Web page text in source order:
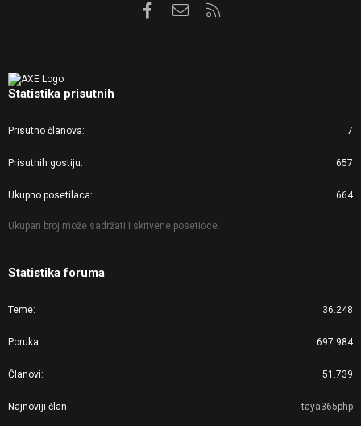
FacebookKontaktirajte nas
Statistika prisutnih
Prisutno članova 7
Prisutnih gostiju 657
Ukupno posetilaca 664
Ukupan broj može sadržati i skrivene posetioce.
Statistika foruma
Teme 36.248
Poruka 697.984
Članovi 51.739
Najnoviji član taya365php